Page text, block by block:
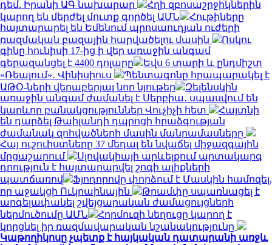
դեմ. Իրանի ԱԳ նախարար
Հղի զբոսաշրջիկներին
կարող են մերժել մուտք գործել ԱՄՆ
Հութիները
հայտարարել են Եմենում պրոսաուդյան ուժերի
ռազմական բազային հարվածելու մասին
Ոսկու
գինը հունիսի 17-ից ի վեր առաջին անգամ
գերազանցել է 4400 դոլարը
Եվս 6 տարի և ընդմիշտ
«Ռեալում»․ Վինիսիուս
Պենտագոնը հրապարակել է
ԱԹՕ-ների վերաբերյալ նոր նյութեր
Զելենսկին
առաջին անգամ ժամանել է Սերբիա․ սպասվում են
կարևոր բանակցություններ Վուչիչի հետ
Հայտնի
են դարձել Թաիլանդի դպրոցի հրաձգության
ժամանակ զոհվածների մասին մանրամասները
Հայ ուշուիստները 37 մեդալ են նվաճել միջազգային
մրցաշարում
Սլովակիայի արևելքում արտակարգ
դրություն է հայտարարվել շոգի ալիքների
պատճառով
Ֆյոդորովը փորձում է Մասկին համոզել,
որ աջակցի Ուկրաինային
Թրամփը սպառնացել է
արգելափակել շվեյցարական ժամացույցների
ներմուծումը ԱՄՆ
Հորմուզի նեղուցը կարող է
կորցնել իր ռազմավարական նշանակությունը
Կաթողիկոսը չպետք է հայկական դատարանի առջև